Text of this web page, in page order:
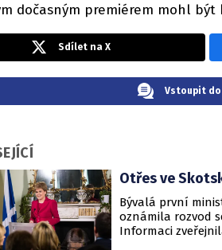
dočasným premiérem mohl být
Sdílet na X
Vstoupit
Otřes ve
Bývalá první
oznámila rozvod
Informaci